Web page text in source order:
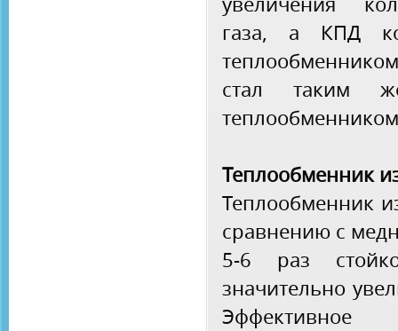
газа, а КПД
стал таким
Теплообменник
Теплообменник
сравнению с
5-6 раз
значительно